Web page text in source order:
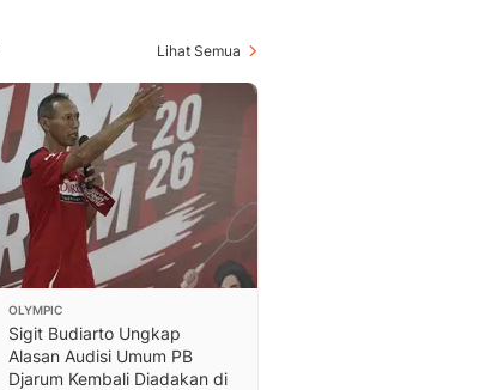
Lihat Semua
OLYMPIC
Sigit Budiarto Ungkap
Alasan Audisi Umum PB
Djarum Kembali Diadakan di